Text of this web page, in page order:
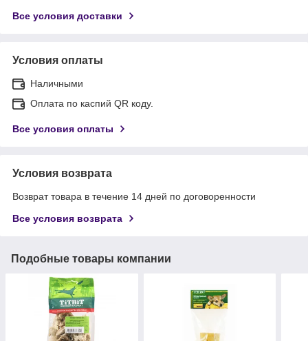
Все условия доставки
Условия оплаты
Наличными
Оплата по каспий QR коду.
Все условия оплаты
Условия возврата
Возврат товара в течение 14 дней по договоренности
Все условия возврата
Подобные товары компании